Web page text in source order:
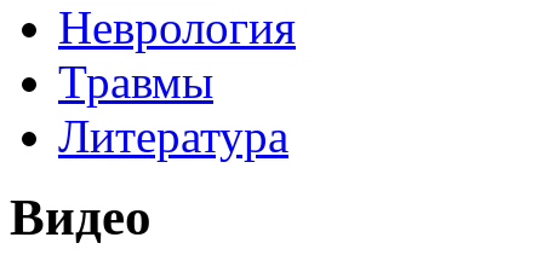
Неврология
Травмы
Литература
Видео